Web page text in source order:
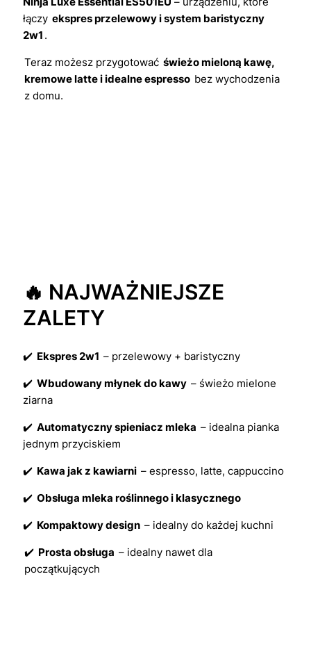
łączy ekspres przelewowy i system baristyczny
2w1 .
Teraz możesz przygotować świeżo mieloną kawę,
kremowe latte i idealne espresso bez wychodzenia
z domu.
🔥 NAJWAŻNIEJSZE
ZALETY
✔️ Ekspres 2w1 – przelewowy + baristyczny
✔️ Wbudowany młynek do kawy – świeżo mielone
ziarna
✔️ Automatyczny spieniacz mleka – idealna pianka
jednym przyciskiem
✔️ Kawa jak z kawiarni – espresso, latte, cappuccino
✔️ Obsługa mleka roślinnego i klasycznego
✔️ Kompaktowy design – idealny do każdej kuchni
✔️ Prosta obsługa – idealny nawet dla
początkujących